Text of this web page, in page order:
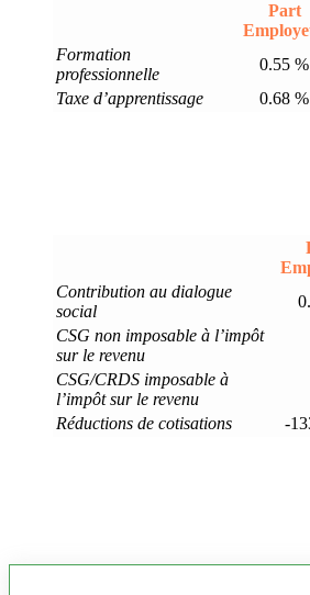
Part
Formation
professionnelle
0.55 %
Taxe d’apprentissage
0.68 %
Contribution au dialogue
social
CSG non imposable à l’impôt
sur le revenu
CSG/CRDS imposable à
l’impôt sur le revenu
Réductions de cotisations
-